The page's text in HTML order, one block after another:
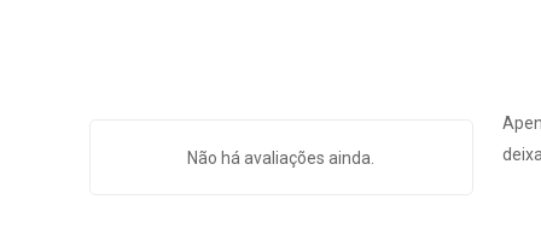
Não há avaliações ainda.